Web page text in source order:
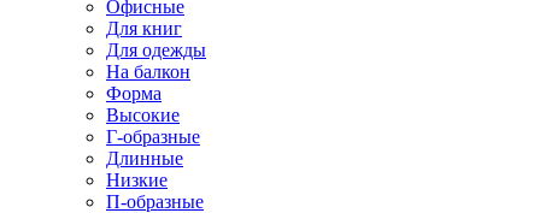
Офисные
Для книг
Для одежды
На балкон
Форма
Высокие
Г-образные
Длинные
Низкие
П-образные